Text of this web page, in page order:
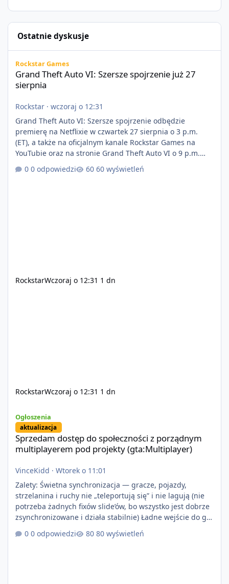
Ostatnie dyskusje
Rockstar Games
Grand Theft Auto VI: Szersze spojrzenie już 27
sierpnia
Rockstar · wczoraj o 12:31
Grand Theft Auto VI: Szersze spojrzenie odbędzie
premierę na Netflixie w czwartek 27 sierpnia o 3 p.m.
(ET), a także na oficjalnym kanale Rockstar Games na
YouTubie oraz na stronie Grand Theft Auto VI o 9 p.m.
(ET) 27 sierpnia. https://netflix.com/GTAVI Grand Theft
Auto VI będzie dostępne 19 listopada na PlayStation 5
0 odpowiedzi 60 wyświetleń
RockstarWczoraj o 12:31 1 dn
RockstarWczoraj o 12:31 1 dn
Ogłoszenia
aktualizacja
Sprzedam dostęp do społeczności z porządnym
multiplayerem pod projekty (gta:Multiplayer)
VinceKidd · Wtorek o 11:01
Zalety: Świetna synchronizacja — gracze, pojazdy,
strzelanina i ruchy nie „teleportują się” i nie lagują (nie
potrzeba żadnych fixów slide’ów, bo wszystko jest dobrze
zsynchronizowane i działa stabilnie) Ładne wejście do gry
+ solidny antycheat na poziomie multiplayera Wygodne
pisanie własnych modów i skryptów (wsparcie C# / JS /
0 odpowiedzi 80 wyświetleń